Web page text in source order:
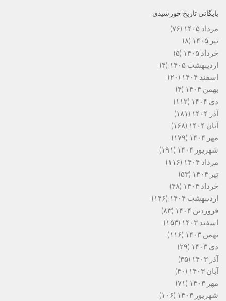
بایگانی تاریخ خورشیدی
مرداد ۱۴۰۵
(۷۶)
تیر ۱۴۰۵
(۸)
خرداد ۱۴۰۵
(۵)
اردیبهشت ۱۴۰۵
(۴)
اسفند ۱۴۰۴
(۲۰)
بهمن ۱۴۰۴
(۴)
دی ۱۴۰۴
(۱۱۲)
آذر ۱۴۰۴
(۱۸۱)
آبان ۱۴۰۴
(۱۶۸)
مهر ۱۴۰۴
(۱۷۹)
شهریور ۱۴۰۴
(۱۹۱)
مرداد ۱۴۰۴
(۱۱۶)
تیر ۱۴۰۴
(۵۳)
خرداد ۱۴۰۴
(۴۸)
اردیبهشت ۱۴۰۴
(۱۴۶)
فروردین ۱۴۰۴
(۸۳)
اسفند ۱۴۰۳
(۱۵۳)
بهمن ۱۴۰۳
(۱۱۶)
دی ۱۴۰۳
(۲۹)
آذر ۱۴۰۳
(۳۵)
آبان ۱۴۰۳
(۴۰)
مهر ۱۴۰۳
(۷۱)
شهریور ۱۴۰۳
(۱۰۶)